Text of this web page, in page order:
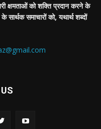
क्षमताओं को शक्ति प्रदान करने के
समाचारों को, यथार्थ शब्दों